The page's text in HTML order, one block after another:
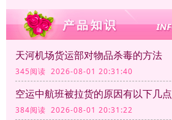
天河机场货运部对物品杀毒的方法
345阅读 2026-08-01 20:31:40
空运中航班被拉货的原因有以下几点
384阅读 2026-08-01 20:31:22